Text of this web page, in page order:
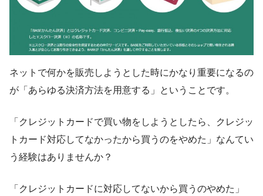
ネットで何かを販売しようとした時にかなり重要になるの
が「あらゆる決済方法を用意する」ということです。
「クレジットカードで買い物をしようとしたら、クレジッ
トカード対応してなかったから買うのをやめた」なんてい
う経験はありませんか？
「クレジットカードに対応してないから買うのやめた」